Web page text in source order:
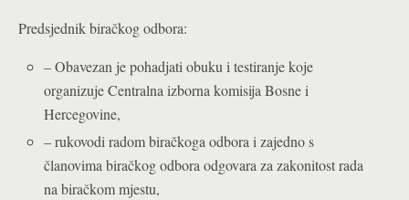
Predsjednik biračkog odbora:
– Obavezan je pohadjati obuku i testiranje koje
organizuje Centralna izborna komisija Bosne i
Hercegovine,
– rukovodi radom biračkoga odbora i zajedno s
članovima biračkog odbora odgovara za zakonitost rada
na biračkom mjestu,